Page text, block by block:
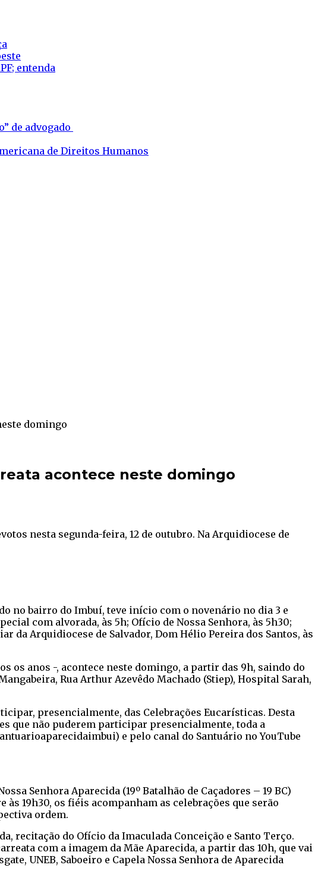
entenda
de advogado
de Direitos Humanos
domingo
acontece neste domingo
nesta segunda-feira, 12 de outubro. Na Arquidiocese de
no bairro do Imbuí, teve início com o novenário no dia 3 e
com alvorada, às 5h; Ofício de Nossa Senhora, às 5h30;
da Arquidiocese de Salvador, Dom Hélio Pereira dos Santos, às
os anos -, acontece neste domingo, a partir das 9h, saindo do
Rua Arthur Azevêdo Machado (Stiep), Hospital Sarah,
presencialmente, das Celebrações Eucarísticas. Desta
que não puderem participar presencialmente, toda a
e pelo canal do Santuário no YouTube
Senhora Aparecida (19º Batalhão de Caçadores – 19 BC)
19h30, os fiéis acompanham as celebrações que serão
ordem.
recitação do Ofício da Imaculada Conceição e Santo Terço.
com a imagem da Mãe Aparecida, a partir das 10h, que vai
UNEB, Saboeiro e Capela Nossa Senhora de Aparecida